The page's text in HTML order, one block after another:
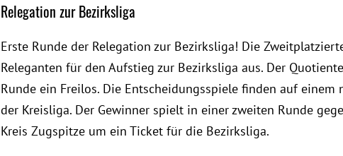
Relegation zur Bezirksliga
Erste Runde der Relegation zur Bezirksliga! Die
Releganten für den Aufstieg zur Bezirksliga aus. Der
Runde ein Freilos. Die Entscheidungsspiele finden auf
der Kreisliga. Der Gewinner spielt in einer zweiten Runde
Kreis Zugspitze um ein Ticket für die Bezirksliga.